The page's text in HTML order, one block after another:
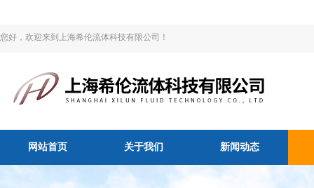
您好，欢迎来到上海希伦流体科技有限公司！
网站首页 关于我们 新闻动态